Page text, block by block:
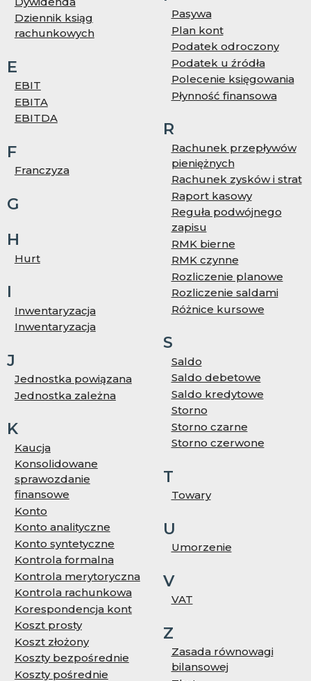
Dziennik ksiąg
rachunkowych
E
EBIT
EBITA
EBITDA
F
Franczyza
G
H
Hurt
I
Inwentaryzacja
Inwentaryzacja
J
Jednostka powiązana
Jednostka zależna
K
Kaucja
Konsolidowane
sprawozdanie
finansowe
Konto
Konto analityczne
Konto syntetyczne
Kontrola formalna
Kontrola merytoryczna
Kontrola rachunkowa
Korespondencja kont
Koszt prosty
Koszt złożony
Koszty bezpośrednie
Koszty pośrednie
Pasywa
Plan kont
Podatek odroczony
Podatek u źródła
Polecenie księgowania
Płynność finansowa
R
Rachunek przepływów
pieniężnych
Rachunek zysków i strat
Raport kasowy
Reguła podwójnego
zapisu
RMK bierne
RMK czynne
Rozliczenie planowe
Rozliczenie saldami
Różnice kursowe
S
Saldo
Saldo debetowe
Saldo kredytowe
Storno
Storno czarne
Storno czerwone
T
Towary
U
Umorzenie
V
VAT
Z
Zasada równowagi
bilansowej